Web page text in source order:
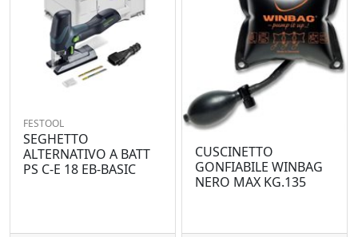
FESTOOL
SEGHETTO
ALTERNATIVO A BATT
PS C-E 18 EB-BASIC
CUSCINETTO
GONFIABILE WINBAG
NERO MAX KG.135